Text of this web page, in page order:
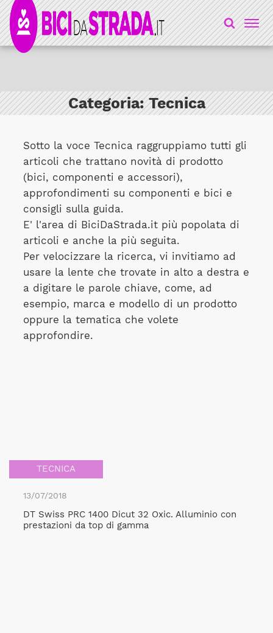
Categoria:Tecnica
Sotto la voce Tecnica raggruppiamo tutti gli
articoli che trattano novità di prodotto
(bici, componenti e accessori),
approfondimenti su componenti e bici e
consigli sulla guida.
E' l'area di BiciDaStrada.it più popolata di
articoli e anche la più seguita.
Per velocizzare la ricerca, vi invitiamo ad
usare la lente che trovate in alto a destra e
a digitare le parole chiave, come, ad
esempio, marca e modello di un prodotto
oppure la tematica che volete
approfondire.
TECNICA
13/07/2018
DT Swiss PRC 1400 Dicut 32 Oxic. Alluminio con
prestazioni da top di gamma